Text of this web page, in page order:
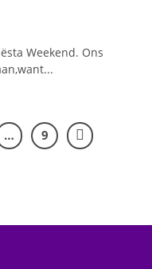
Weekend. Ons
… 9